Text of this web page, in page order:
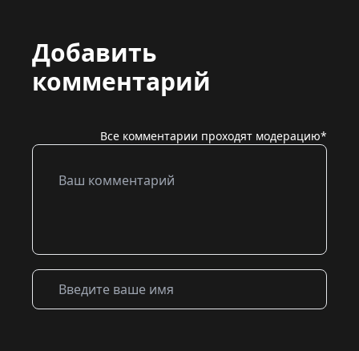
Добавить
комментарий
Все комментарии проходят модерацию*